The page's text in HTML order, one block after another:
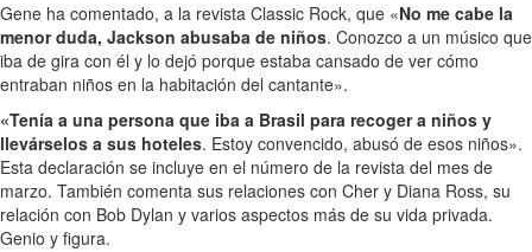
Gene ha comentado, a la revista Classic Rock, que «No me cabe la
menor duda, Jackson abusaba de niños. Conozco a un músico que
iba de gira con él y lo dejó porque estaba cansado de ver cómo
entraban niños en la habitación del cantante».
«Tenía a una persona que iba a Brasil para recoger a niños y
llevárselos a sus hoteles. Estoy convencido, abusó de esos niños».
Esta declaración se incluye en el número de la revista del mes de
marzo. También comenta sus relaciones con Cher y Diana Ross, su
relación con Bob Dylan y varios aspectos más de su vida privada.
Genio y figura.